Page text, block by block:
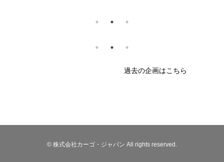
過去の企画はこちら
© 株式会社カーゴ・ジャパン All rights reserved.